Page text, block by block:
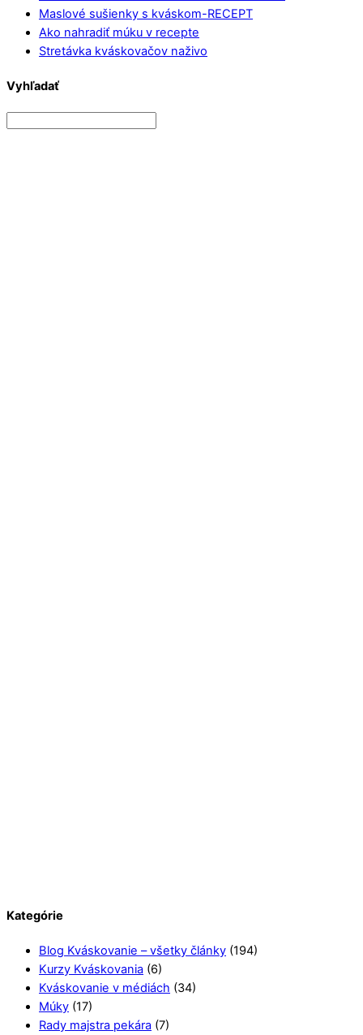
Maslové sušienky s kváskom-RECEPT
Ako nahradiť múku v recepte
Stretávka kváskovačov naživo
Vyhľadať
Kategórie
Blog Kváskovanie – všetky články (194)
Kurzy Kváskovania (6)
Kváskovanie v médiách (34)
Múky (17)
Rady majstra pekára (7)